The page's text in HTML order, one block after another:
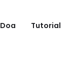
Doa Tutorial